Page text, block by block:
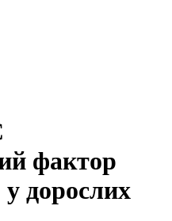
фактор
дорослих